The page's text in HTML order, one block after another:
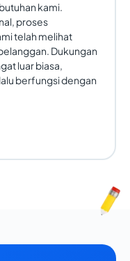
kami.
proses
telah melihat
Dukungan
luar biasa,
berfungsi dengan